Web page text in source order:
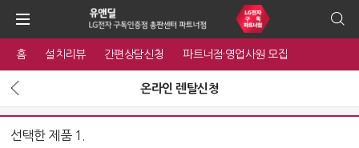
홈 설치리뷰 간편상담신청 파트너점·영업사원 모집
온라인 렌탈신청
선택한 제품 1.